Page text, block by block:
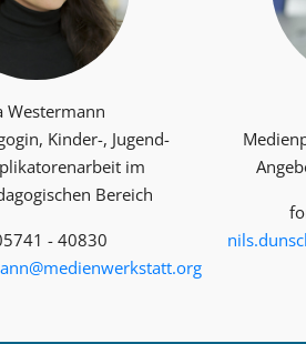
Westermann
Kinder-, Jugend-
im
Bereich
- 40830